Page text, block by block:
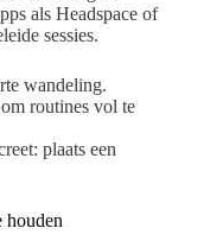
als Headspace of
sessies.
wandeling.
routines vol te
plaats een
houden